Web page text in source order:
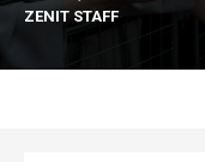
ZENIT STAFF